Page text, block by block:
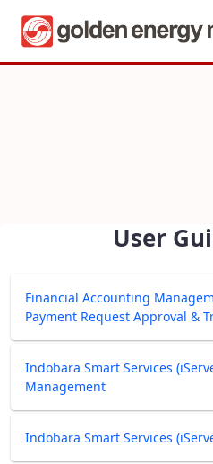
User Guide List
User
Financial Accounting
Payment Request Approval &
Indobara Smart Services
Management
Indobara Smart Services